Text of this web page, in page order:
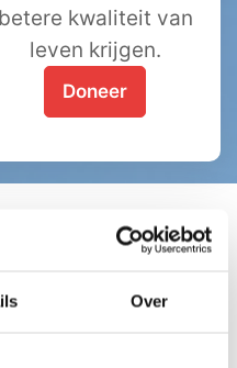
Over
betere kwaliteit van
leven krijgen.
Doneer